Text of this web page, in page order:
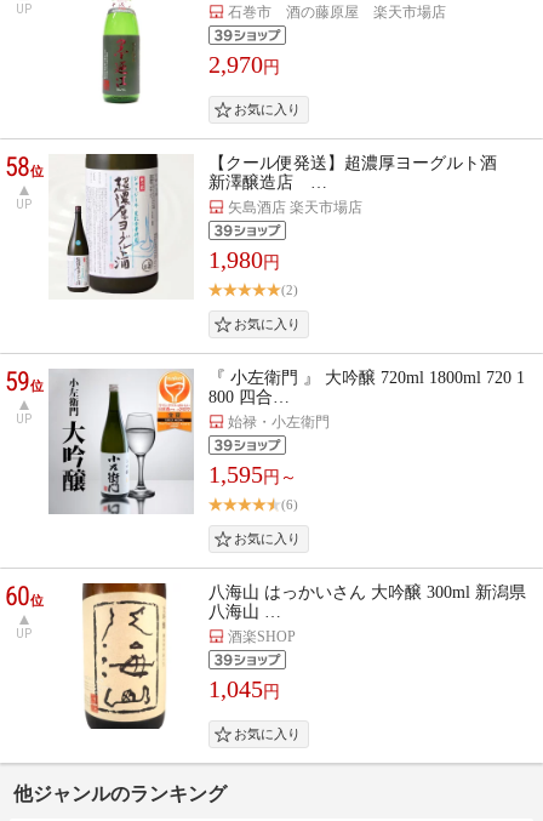
UP 石巻市 酒の藤原屋 楽天市場店
2,970円
58位
UP
【クール便発送】超濃厚ヨーグルト酒
新澤醸造店 …
矢島酒店 楽天市場店
1,980円
(2)
59位
UP
『 小左衛門 』 大吟醸 720ml 1800ml 720 1
800 四合…
始禄・小左衛門
1,595円～
(6)
60位
UP
八海山 はっかいさん 大吟醸 300ml 新潟県
八海山 …
酒楽SHOP
1,045円
他ジャンルのランキング